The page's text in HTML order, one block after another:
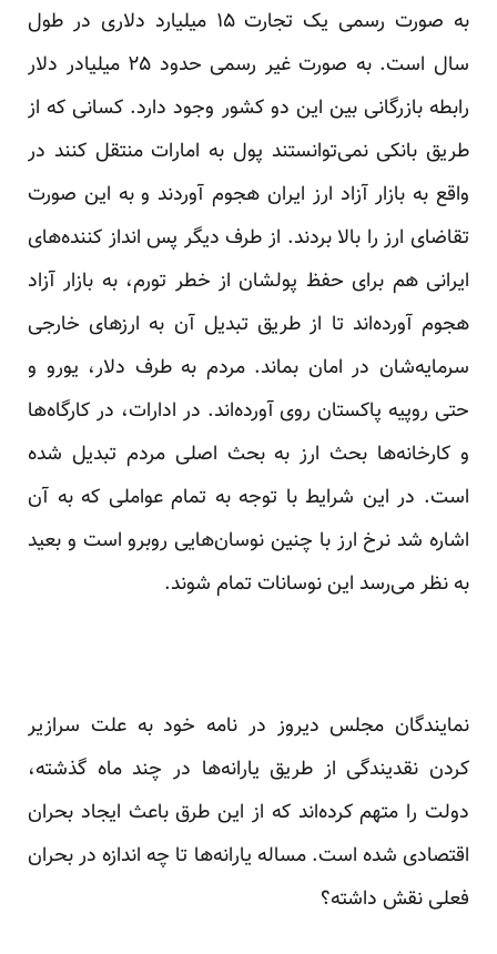
به صورت رسمی یک تجارت ۱۵ میلیارد دلاری در طول
سال است. به صورت غیر رسمی حدود ۲۵ میلیادر دلار
رابطه بازرگانی بین این دو کشور وجود دارد. کسانی که از
طریق بانکی نمی‌توانستند پول به امارات منتقل کنند در
واقع به بازار آزاد ارز ایران هجوم آوردند و به این صورت
تقاضای ارز را بالا بردند. از طرف دیگر پس انداز کننده‌های
ایرانی هم برای حفظ پولشان از خطر تورم، به بازار آزاد
هجوم آورده‌اند تا از طریق تبدیل آن به ارزهای خارجی
سرمایه‌شان در امان بماند. مردم به طرف دلار، یورو و
حتی روپیه پاکستان روی آورده‌اند. در ادارات، در کارگاه‌ها
و کارخانه‌ها بحث ارز به بحث اصلی مردم تبدیل شده
است. در این شرایط با توجه به تمام عواملی که به آن
اشاره شد نرخ ارز با چنین نوسان‌هایی روبرو است و بعید
به نظر می‌رسد این نوسانات تمام شوند.
نمایندگان مجلس دیروز در نامه خود به علت سرازیر
کردن نقدیندگی از طریق یارانه‌ها در چند ماه گذشته،
دولت را متهم کرده‌اند که از این طرق باعث ایجاد بحران
اقتصادی شده است. مساله یارانه‌ها تا چه اندازه در بحران
فعلی نقش داشته؟